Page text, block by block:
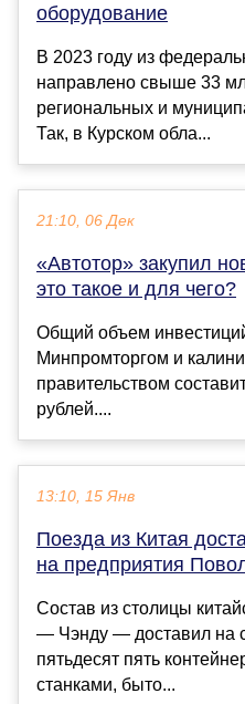
оборудование
В 2023 году из
направлено свыше 33
региональных и
Так, в Курском обла...
21:10, 06 Дек
«Автотор» закупил
это такое и для чего?
Общий объем
Минпромторгом и
правительством
рублей....
13:10, 15 Янв
Поезда из Китая
на предприятия
Состав из столицы
— Чэнду — доставил на
пятьдесят пять
станками, быто...